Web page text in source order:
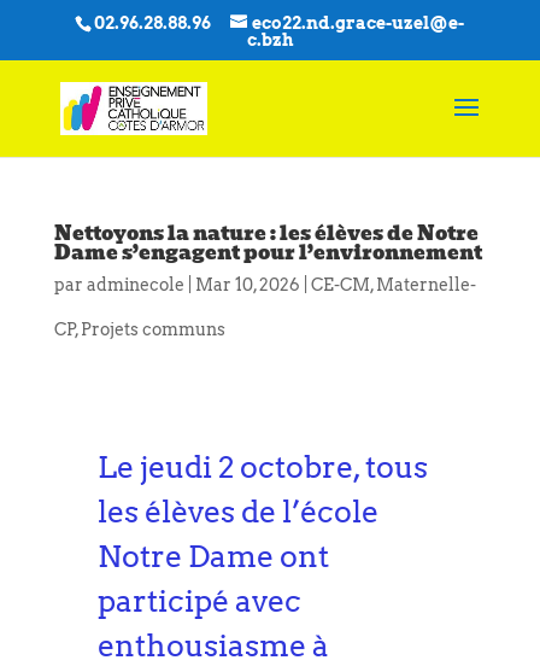
02.96.28.88.96
eco22.nd.grace-uzel@e-
c.bzh
Nettoyons la nature : les élèves de Notre
Dame s’engagent pour l’environnement
par adminecole Mar 10, 2026 CE-CM,Maternelle-
CP,Projets communs
Le jeudi 2 octobre, tous
les élèves de l’école
Notre Dame ont
participé avec
enthousiasme à